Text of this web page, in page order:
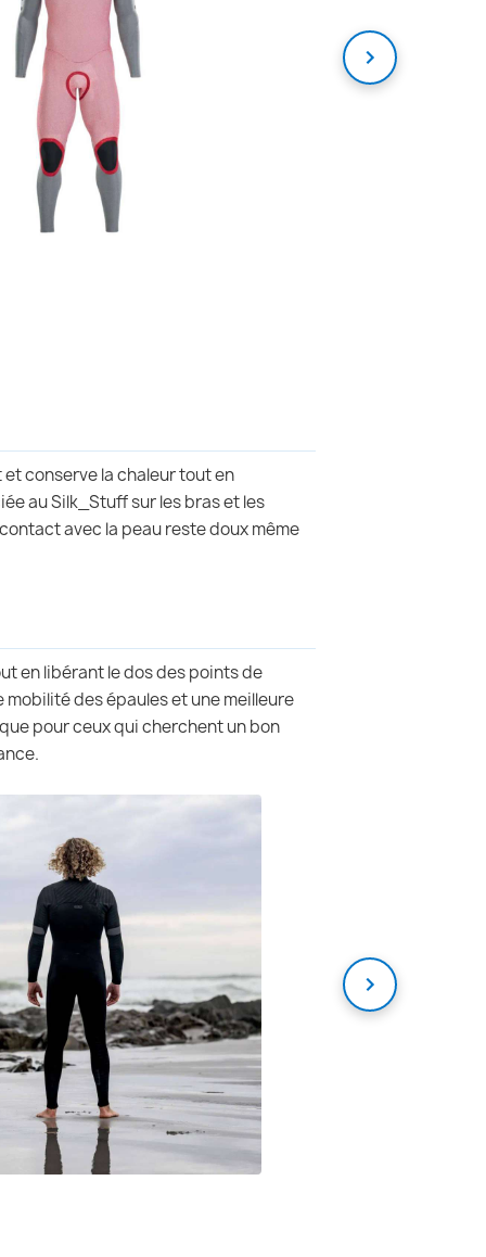
conserve la chaleur tout en
au Silk_Stuff sur les bras et les
avec la peau reste doux même
en libérant le dos des points de
des épaules et une meilleure
pour ceux qui cherchent un bon